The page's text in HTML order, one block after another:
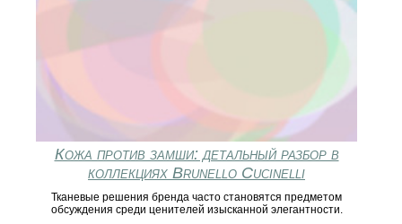
Кожа против замши: детальный разбор в
коллекциях Brunello Cucinelli
Тканевые решения бренда часто становятся предметом
обсуждения среди ценителей изысканной элегантности.